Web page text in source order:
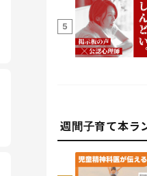
5
週間子育て本ラ